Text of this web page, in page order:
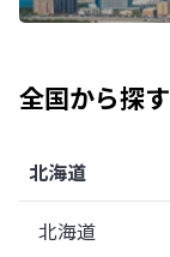
全国から探す
北海道
北海道